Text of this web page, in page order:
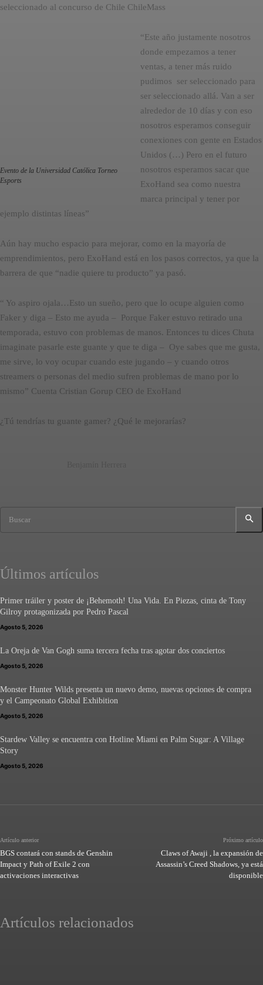
seleccionado al concurso de Chile ChileMass
Evento de la Universidad Católica Torneo
Esports
“Este año justamente nosotros
donde empezamos a tener
ventas, a tener más ruido
pudimos ser seleccionado para
ser seleccionado allá. Van a ser
alrededor de 10 días y con eso
nosotros esperamos conseguir
conexiones con gente en Estados
Unidos (…) Pero en el futuro
nosotros esperamos sacar que
ExoHand sea como nuestra
marca principal y tener por
ejemplo distintas líneas”
Aún hay mucho espacio para mejorar, como en la mayoría de
emprendimientos, pero ExoHand está en los pasos correctos, ya que la
barrera de que “nadie quiere tu producto” ya pasó.
“ Yo aspiro ojala…Esto un sueño, pero que lo ocupe alguien como
Faker y diga – Esto me ayuda – Porque Faker estuvo retirado una
temporada, estuvo con problemas de manos. Entonces tu dices Chuta
imaginate pasarle este guante y que te diga – Oye sabes que me gusta,
me sirve, lo voy ocupar cuando este jugando – y cuando otros
streamers o personas del medio sufren problemas de mano por lo
mismo” Cuenta Cristian Gorup CEO de ExoHand
¿Tú tendrías tu guante gamer? ¿Qué le mejorarías?
Buscar
Últimos artículos
Primer tráiler y poster de ¡Behemoth! Una Vida. En Piezas, cinta de Tony
Gilroy protagonizada por Pedro Pascal
Agosto 5, 2026
La Oreja de Van Gogh suma tercera fecha tras agotar dos conciertos
Agosto 5, 2026
Monster Hunter Wilds presenta un nuevo demo, nuevas opciones de compra
y el Campeonato Global Exhibition
Agosto 5, 2026
Stardew Valley se encuentra con Hotline Miami en Palm Sugar: A Village
Story
Agosto 5, 2026
Artículo anterior
BGS contará con stands de Genshin
Impact y Path of Exile 2 con
activaciones interactivas
Próximo artículo
Claws of Awaji , la expansión de
Assassin’s Creed Shadows, ya está
disponible
Artículos relacionados